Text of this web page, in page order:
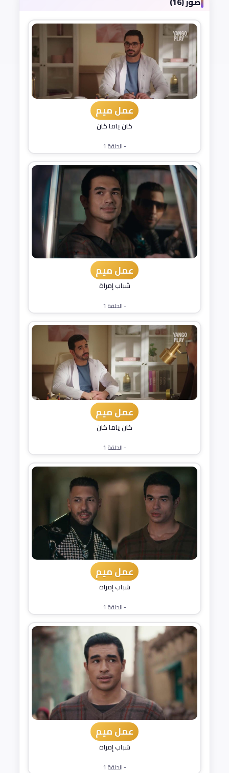
عمل ميم
كان ياما كان
- الحلقة 1
عمل ميم
شباب إمراة
- الحلقة 1
عمل ميم
كان ياما كان
- الحلقة 1
عمل ميم
شباب إمراة
- الحلقة 1
عمل ميم
شباب إمراة
- الحلقة 1